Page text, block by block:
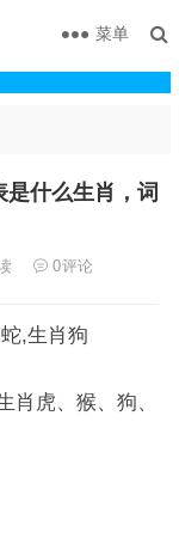
菜单
什么生肖，词
0评论
,生肖狗
肖虎、猴、狗、